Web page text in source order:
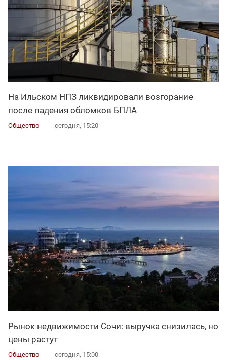
На Ильском НПЗ ликвидировали возгорание
после падения обломков БПЛА
Общество сегодня, 15:20
Рынок недвижимости Сочи: выручка снизилась, но
цены растут
Общество сегодня, 15:00